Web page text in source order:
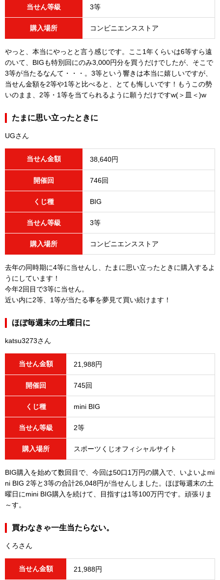
当せん等級 3等
購入場所 コンビニエンスストア
やっと、本当にやっとと言う感じです。ここ1年くらいは6等すら遠
のいて、BIGも特別回にのみ3,000円分を買うだけでしたが、そこで
3等が当たるなんて・・・。3等という響きは本当に嬉しいですが、
当せん金額を2等や1等と比べると、とても悔しいです！もうこの勢
いのまま、2等・1等を当てられるように願うだけですw(＞皿＜)w
たまに思い立ったときに
UGさん
当せん金額 38,640円
開催回 746回
くじ種 BIG
当せん等級 3等
購入場所 コンビニエンスストア
去年の同時期に4等に当せんし、たまに思い立ったときに購入するよ
うにしています！
今年2回目で3等に当せん。
近い内に2等、1等が当たる事を夢見て買い続けます！
ほぼ毎週末の土曜日に
katsu3273さん
当せん金額 21,988円
開催回 745回
くじ種 mini BIG
当せん等級 2等
購入場所 スポーツくじオフィシャルサイト
BIG購入を始めて数回目で、今回は50口1万円の購入で、いよいよmi
ni BIG 2等と3等の合計26,048円が当せんしました。ほぼ毎週末の土
曜日にmini BIG購入を続けて、目指すは1等100万円です。頑張りま
～す。
買わなきゃ一生当たらない。
くろさん
当せん金額 21,988円